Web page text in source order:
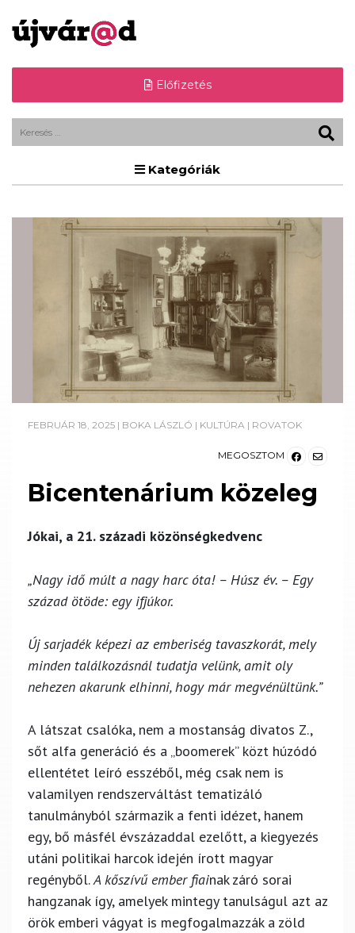
Előfizetés
Kategóriák
FEBRUÁR 18, 2025 | BOKA LÁSZLÓ | KULTÚRA | ROVATOK
MEGOSZTOM
Bicentenárium közeleg
Jókai, a 21. századi közönségkedvenc
„Nagy idő múlt a nagy harc óta! – Húsz év. – Egy
század ötöde: egy ifjúkor.
Új sarjadék képezi az emberiség tavaszkorát, mely
minden találkozásnál tudatja velünk, amit oly
nehezen akarunk elhinni, hogy már megvénültünk.”
A látszat csalóka, nem a mostanság divatos Z.,
sőt alfa generáció és a „boomerek” közt húzódó
ellentétet leíró esszéből, még csak nem is
valamilyen rendszerváltást tematizáló
tanulmányból származik a fenti idézet, hanem
egy, bő másfél évszázaddal ezelőtt, a kiegyezés
utáni politikai harcok idején írott magyar
regényből.A kőszívű ember fiainak záró sorai
hangzanak így, amelyek mintegy tanulságul azt az
örök emberi vágyat is megfogalmazzák a zöld